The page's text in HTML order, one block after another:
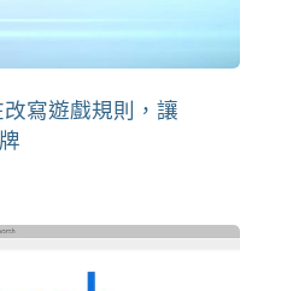
寫遊戲規則，讓